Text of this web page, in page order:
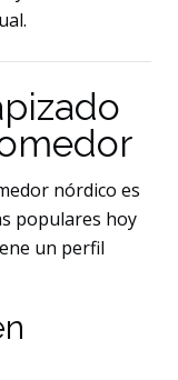
nórdico es
populares hoy
un perfil